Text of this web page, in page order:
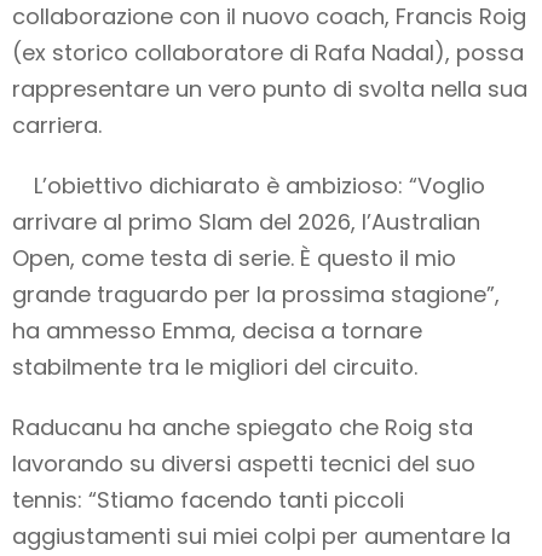
collaborazione con il nuovo coach, Francis Roig
(ex storico collaboratore di Rafa Nadal), possa
rappresentare un vero punto di svolta nella sua
carriera.
L’obiettivo dichiarato è ambizioso: “Voglio
arrivare al primo Slam del 2026, l’Australian
Open, come testa di serie. È questo il mio
grande traguardo per la prossima stagione”,
ha ammesso Emma, decisa a tornare
stabilmente tra le migliori del circuito.
Raducanu ha anche spiegato che Roig sta
lavorando su diversi aspetti tecnici del suo
tennis: “Stiamo facendo tanti piccoli
aggiustamenti sui miei colpi per aumentare la